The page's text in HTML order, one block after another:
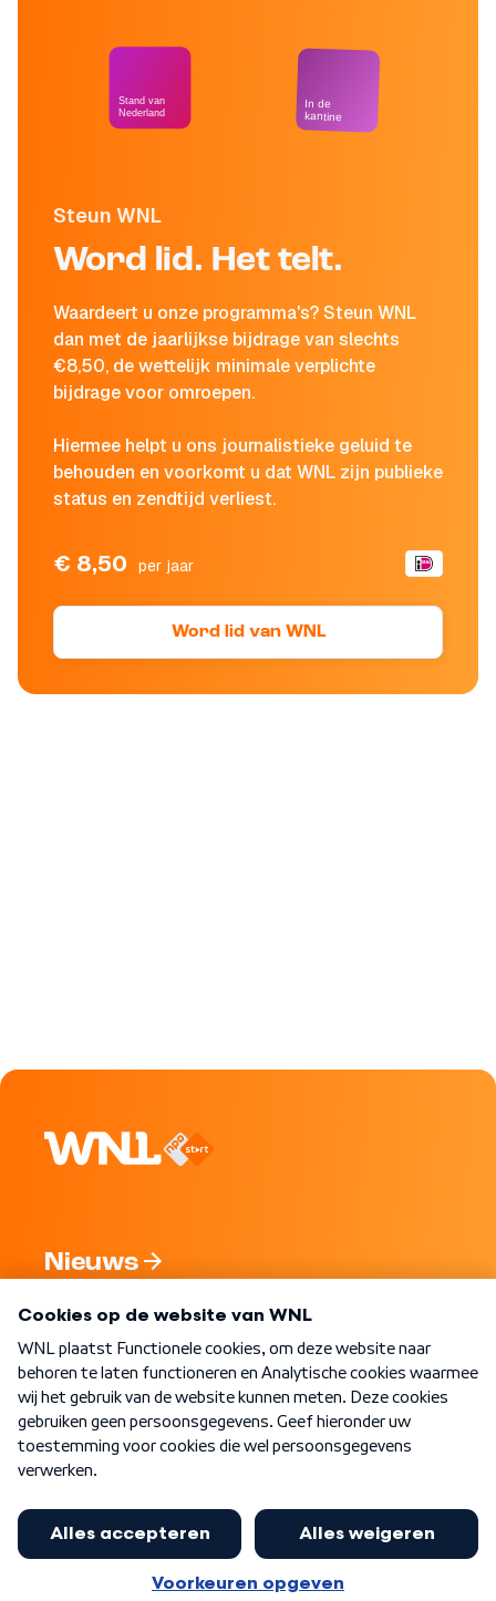
Steun WNL
Word lid. Het telt.
Waardeert u onze programma's? Steun WNL
dan met de jaarlijkse bijdrage van slechts
€8,50, de wettelijk minimale verplichte
bijdrage voor omroepen.
Hiermee helpt u ons journalistieke geluid te
behouden en voorkomt u dat WNL zijn publieke
status en zendtijd verliest.
€ 8,50 per jaar
Word lid van WNL
Stand van
Nederland
In de
kantine
Nieuws
Nieuwsbrief
Word Lid